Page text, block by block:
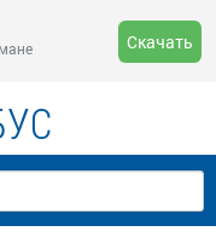
Скачать